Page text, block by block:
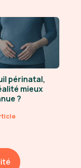
périnatal,
mieux
?